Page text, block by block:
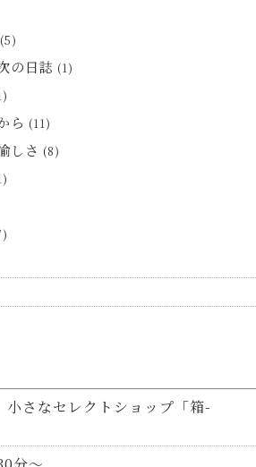
(5)
の日誌 (1)
ら (11)
しさ (8)
小さなセレクトショップ「箱-